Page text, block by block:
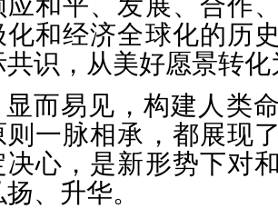
化和经济全球化的历
共识，从美好愿景转
显而易见， 构建人类
则一脉相承， 都展现
决心，是新形势下对
、升华。